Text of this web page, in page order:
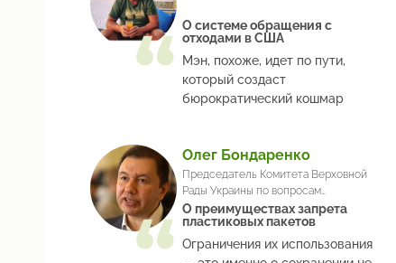
О системе обращения с
отходами в США
Мэн, похоже, идет по пути,
который создаст
бюрократический кошмар
Олег Бондаренко
Председатель Комитета Верховной
Рады Украины по вопросам
экологической политики и
природопользования
О преимуществах запрета
пластиковых пакетов
Ограничения их использования